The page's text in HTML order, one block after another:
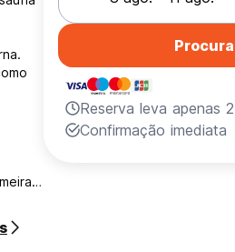
Reserva leva apenas
Confirmação imediata